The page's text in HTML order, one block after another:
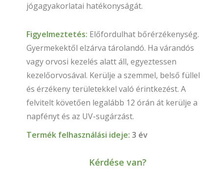
jógagyakorlatai hatékonyságát.
Figyelmeztetés: Előfordulhat bőrérzékenység.
Gyermekektől elzárva tárolandó. Ha várandós
vagy orvosi kezelés alatt áll, egyeztessen
kezelőorvosával. Kerülje a szemmel, belső füllel
és érzékeny területekkel való érintkezést. A
felvitelt követően legalább 12 órán át kerülje a
napfényt és az UV-sugárzást.
Termék felhasználási ideje: 3 év
Kérdése van?